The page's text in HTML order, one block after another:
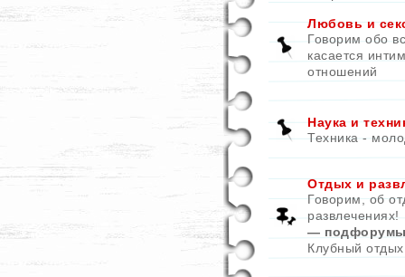
Любовь и
Говорим обо
касается
отношений
Наука и
Техника -
Отдых и
Говорим, об
развлечениях!
—
Клубный отдых